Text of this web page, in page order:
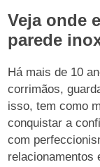
Veja onde
parede
Há mais de 10
corrimãos,
isso, tem como
conquistar a
com
relacionamentos